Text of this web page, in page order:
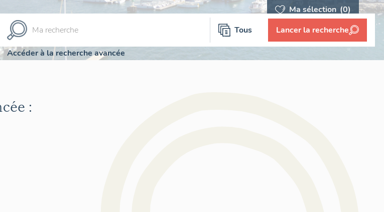
Ma sélection (0)
Tous Lancer la recherche
Accéder à la recherche avancée
: